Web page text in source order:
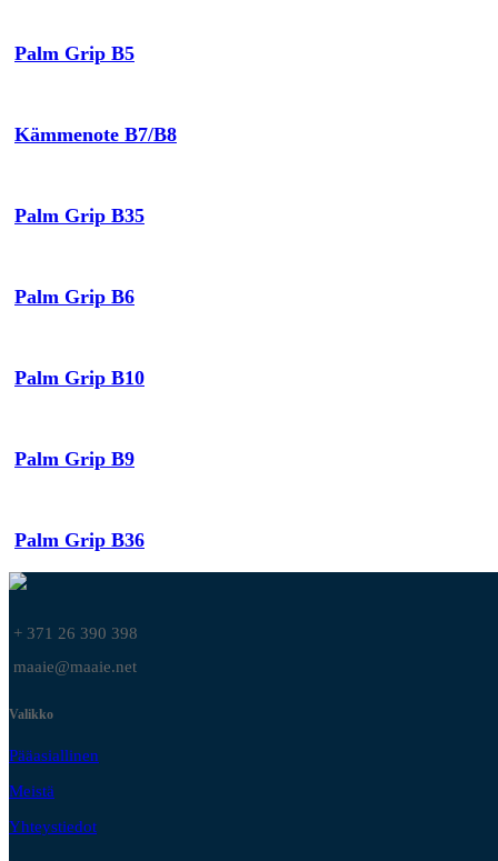
Palm Grip B5
Kämmenote B7/B8
Palm Grip B35
Palm Grip B6
Palm Grip B10
Palm Grip B9
Palm Grip B36
+ 371 26 390 398
maaie@maaie.net
Valikko
Pääasiallinen
Meistä
Yhteystiedot